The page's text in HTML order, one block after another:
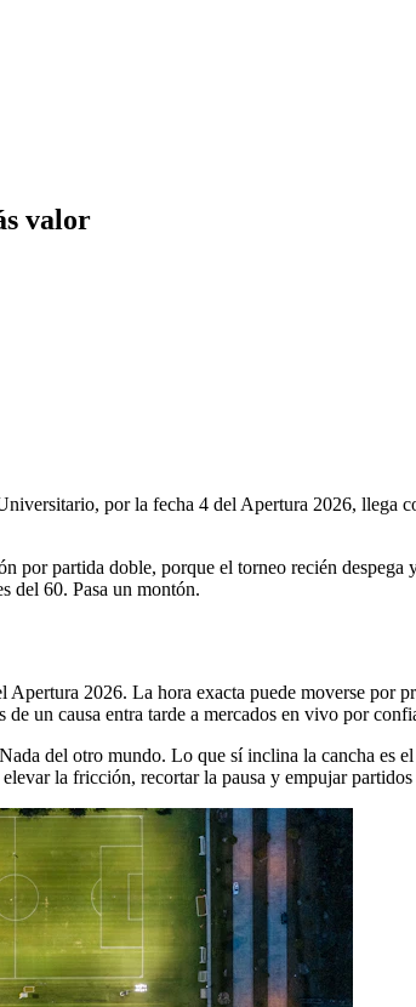
valor
por la fecha 4 del Apertura 2026, llega
partida doble, porque el torneo recién
del 60. Pasa un montón.
2026. La hora exacta puede moverse por
un causa entra tarde a mercados en vivo por
del otro mundo. Lo que sí inclina la cancha es
la fricción, recortar la pausa y empujar partidos